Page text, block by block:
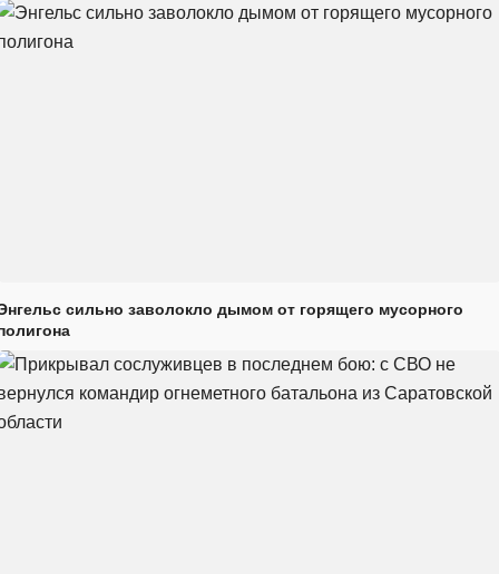
сильно заволокло дымом от горящего мусорного